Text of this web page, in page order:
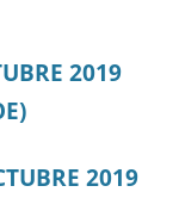
2019
2019